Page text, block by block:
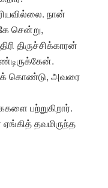
நான்
சென்று,
திருச்சிக்காரன்
கொண்டு, அவரை
பற்றுகிறார்.
தவமிருந்த